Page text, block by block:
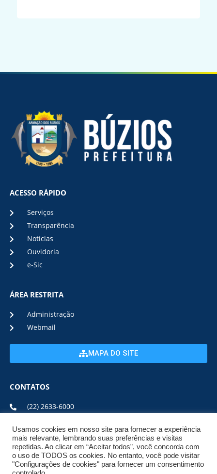
ACESSO RÁPIDO
Serviços
Transparência
Notícias
Ouvidoria
e-Sic
ÁREA RESTRITA
Administração
Webmail
MAPA DO SITE
CONTATOS
(22) 2633-6000
ENDEREÇO E HORÁRIO
ESTRADA DA USINA, Nº 600 CENTRO, CEP: 28950-000
DE SEGUNDA A SEXTA DE 08:00 ÀS 17:00
Usamos cookies em nosso site para fornecer a experiência
mais relevante, lembrando suas preferências e visitas
repetidas. Ao clicar em “Aceitar todos”, você concorda com
o uso de TODOS os cookies. No entanto, você pode visitar
"Configurações de cookies" para fornecer um consentimento